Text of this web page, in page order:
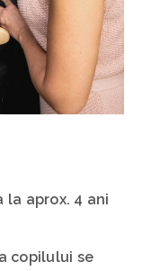
la aprox. 4 ani
copilului se